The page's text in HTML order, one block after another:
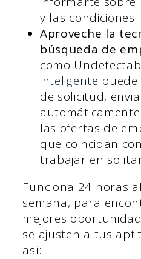
y las condiciones
Aproveche la
búsqueda de
como
inteligente
de solicitud,
las ofertas de
que coincidan
trabajar en
Funciona 24 horas
semana, para
mejores
se ajusten a tus
así: